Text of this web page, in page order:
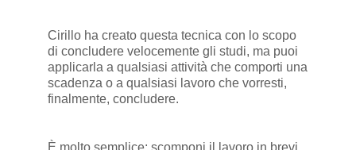
Cirillo ha creato questa tecnica con lo scopo
di concludere velocemente gli studi, ma puoi
applicarla a qualsiasi attività che comporti una
scadenza o a qualsiasi lavoro che vorresti,
finalmente, concludere.
È molto semplice: scomponi il lavoro in brevi